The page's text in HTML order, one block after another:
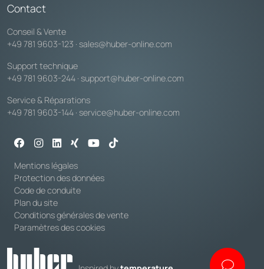
Contact
Conseil & Vente
+49 781 9603-123 · sales@huber-online.com
Support technique
+49 781 9603-244 · support@huber-online.com
Service & Réparations
+49 781 9603-144 · service@huber-online.com
Mentions légales
Protection des données
Code de conduite
Plan du site
Conditions générales de vente
Paramètres des cookies